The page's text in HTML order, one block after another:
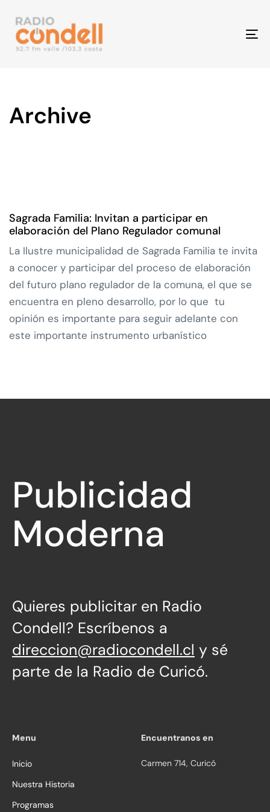
Archive
Sagrada Familia: Invitan a participar en
elaboración del Plano Regulador comunal
La Ilustre municipalidad de Sagrada Familia te invita
a conocer y participar del proceso de elaboración
del futuro plano regulador de la comuna, el que se
encuentra en pleno desarrollo, por lo que tu
opinión es importante para seguir adelante con
este importante instrumento urbanístico
Publicidad
Moderna
Quieres publicitar en Radio
Condell? Escríbenos a
direccion@radiocondell.cl y sé
parte de la Radio de Curicó.
Menu
Inicio
Nuestra Historia
Programas
Encuentranos en
Carmen 714, Curicó